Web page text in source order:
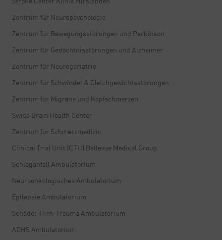
Zentrum für Neuropsychologie
Zentrum für Bewegungsstörungen und Parkinson
Zentrum für Gedächtnisstörungen und Alzheimer
Zentrum für Neurogeriatrie
Zentrum für Schwindel & Gleichgewichtsstörungen
Zentrum für Migräne und Kopfschmerzen
Swiss Brain Health Center
Zentrum für Schmerzmedizin
Clinical Trial Unit (CTU) Bellevue Medical Group
Schlaganfall Ambulatorium
Neuroonkologisches Ambulatorium
Epilepsie Ambulatorium
Schädel-Hirn-Trauma Ambulatorium
ADHS Ambulatorium